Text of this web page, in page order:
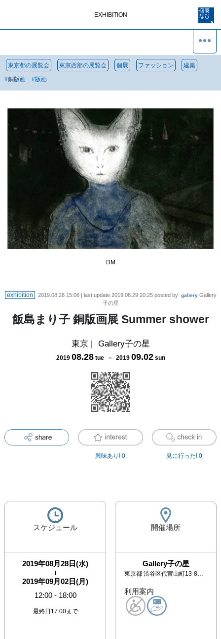
EXHIBITION
東京都の展覧会 東京西部の展覧会 個展 ファッション 建築
#銅版画 #版画
DM
exhibition 2019.08.28 15:06| last update 2019.08.29 20:25posted by gallery Gallery
子の星
飯島まり子 銅版画展 Summer shower
東京| Gallery子の星
2019 08.28 tue－ 2019 09.02 sun
興味あり! 0 見に行った! 0
スケジュール
2019年08月28日(水)
|
2019年09月02日(月)
12:00- 18:00
最終日17:00まで
開催場所
Gallery子の星
東京都 渋谷区代官山町13-8 キャッスルM113
利用案内